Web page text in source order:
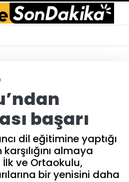
başarı
dil eğitimine yaptığı
almaya
ve Ortaokulu,
bir yenisini daha